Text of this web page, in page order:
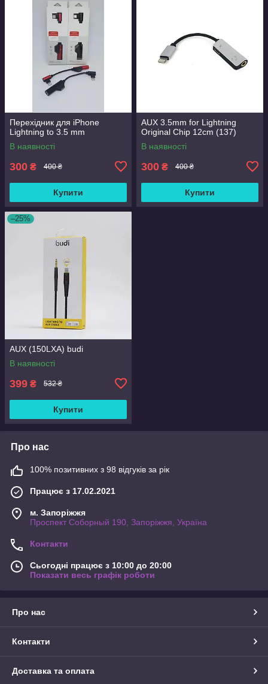
Перехідник для iPhone
Lightning to 3.5 mm
В наявності
300 ₴ 400 ₴
Купити
AUX 3.5mm for Lightning
Original Chip 12cm (137)
В наявності
300 ₴ 400 ₴
Купити
–25%
AUX (150LXA) budi
В наявності
399 ₴ 532 ₴
Купити
Про нас
100% позитивних з 98 відгуків за рік
Працює з 17.02.2021
м. Запоріжжя
Проспект Соборный 190, Запоріжжя, Україна
Контакти
Сьогодні працює з 10:00 до 20:00
Показати весь графік роботи
Про нас
Контакти
Доставка та оплата